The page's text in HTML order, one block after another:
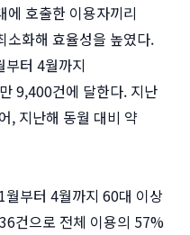
에 호출한 이용자끼리
소화해 효율성을 높였다.
부터 4월까지
9,400건에 달한다. 지난
, 지난해 동월 대비 약
월부터 4월까지 60대 이상
건으로 전체 이용의 57%